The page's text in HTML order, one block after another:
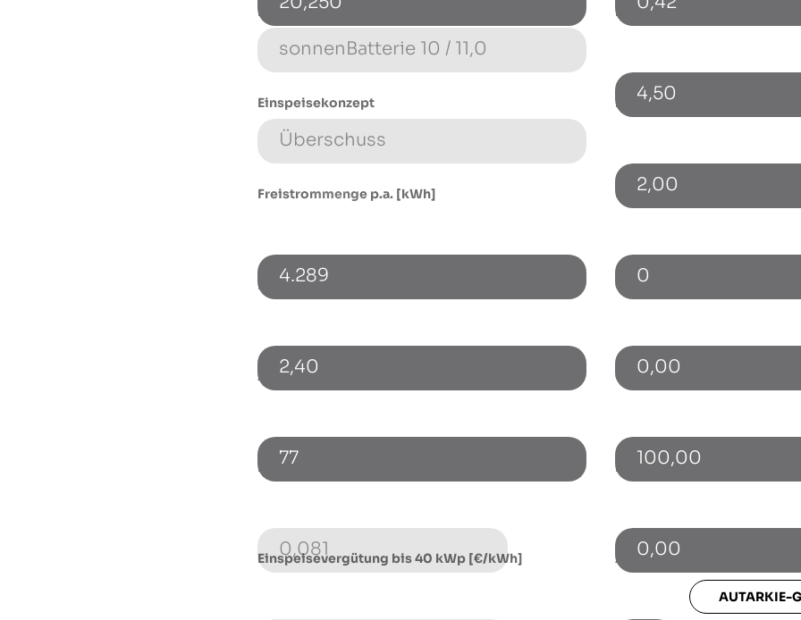
Energiespeicher (Typ)
Einspeisekonzept
Freistrommenge p.a. [kWh]
4.289
Monatlicher Flat-Abschlag [€]
2,40
Zusätzlicher Netzbezug [kWh]
77
Einspeisevergütung bis 10 kWp [€/kWh]
0,081
Einspeisevergütung bis 40 kWp [€/kWh]
Energiepreissteigerung p.a.
4,50
Fremdkapitalzinssatz [%]
2,00
Ungenutzte
0
Cashback p.a. [€]
0,00
Gewinnbeteiligung p.a. [€]
100,00
Förderung / Zuschuss [€]
0,00
Autarkie-Grad ohne
AUTARKIE-